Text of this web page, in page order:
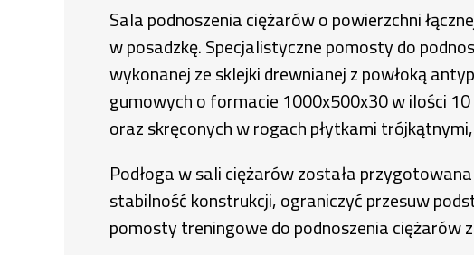
Sala podnoszenia ciężarów o powierzchni
w posadzkę. Specjalistyczne pomosty do
wykonanej ze sklejki drewnianej z powłoką
gumowych o formacie 1000x500x30 w ilości
oraz skręconych w rogach płytkami
Podłoga w sali ciężarów została
stabilność konstrukcji, ograniczyć przesuw
pomosty treningowe do podnoszenia ciężarów